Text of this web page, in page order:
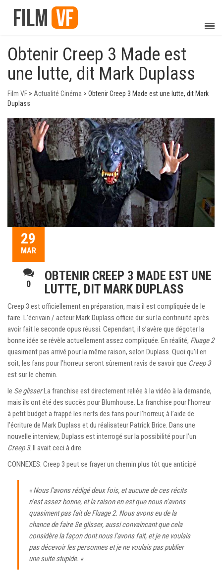
Obtenir Creep 3 Made est
une lutte, dit Mark Duplass
Film VF > Actualité Cinéma > Obtenir Creep 3 Made est une lutte, dit Mark
Duplass
29
MAR
0
OBTENIR CREEP 3 MADE EST UNE
LUTTE, DIT MARK DUPLASS
Creep 3 est officiellement en préparation, mais il est compliquée de le
faire. L’écrivain / acteur Mark Duplass officie dur sur la continuité après
avoir fait le seconde opus réussi. Cependant, il s’avère que dégoter la
bonne idée se révèle actuellement assez compliquée. En réalité, Fluage 2
quasiment pas arrivé pour la même raison, selon Duplass. Quoi qu’il en
soit, les fans pour l’horreur seront sûrement ravis de savoir que Creep 3
est sur le chemin.
le Se glisserLa franchise est directement reliée à la vidéo à la demande,
mais ils ont été des succès pour Blumhouse. La franchise pour l’horreur
à petit budget a frappé les nerfs des fans pour l’horreur, à l’aide de
l’écriture de Mark Duplass et du réalisateur Patrick Brice. Dans une
nouvelle interview, Duplass est interrogé sur la possibilité pour l’un
Creep 3. Il avait ceci à dire.
CONNEXES: Creep 3 peut se frayer un chemin plus tôt que anticipé
« Nous l’avons rédigé deux fois, et aucune de ces récits
n’est assez bonne, et la raison en est que nous n’avons
quasiment pas fait deFluage 2. Nous avons eu de la
chance de faireSe glisser, aussi convaincant que cela
considère la façon dont nous l’avons fait, et je ne voulais
pas décevoir les personnes et je ne voulais pas publier
une suite stupide. «